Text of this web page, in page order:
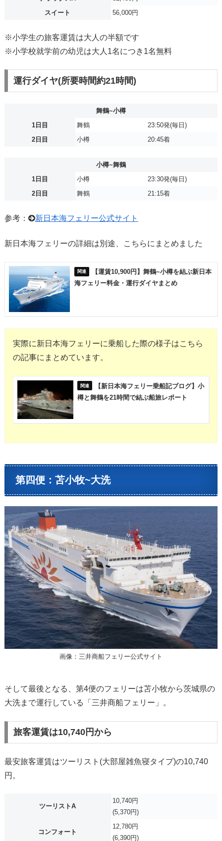
スイート
56,000円
※小学生の旅客運賃は大人の半額です
※小学校就学前の幼児は大人1名につき1名無料
運行ダイヤ(所要時間約21時間)
舞鶴~小樽
1日目
舞鶴
23:50発(毎日)
2日目
小樽 20:45着
小樽~舞鶴
1日目
小樽
23:30発(毎日)
2日目
舞鶴 21:15着
参考： 新日本海フェリー公式サイト
新日本海フェリーの詳細は別途、こちらにまとめました
【運賃10,900円】舞鶴~小樽を結ぶ新日本
海フェリー料金・運行ダイヤまとめ
実際に新日本海フェリーに乗船した際の様子はこちら
の記事にまとめています。
【新日本海フェリー乗船記ブログ】小
樽と舞鶴を21時間で結ぶ船旅レポート
第四便：苫小牧~大洗
画像：三井商船フェリー公式サイト
そして最後となる、第4便のフェリーは苫小牧から茨城県の
大洗まで運行している「三井商船フェリー」。
旅客運賃は10,740円から
最安旅客運賃はツーリスト(大部屋雑魚寝タイプ)の10,740
円。
ツーリストA
10,740円
(5,370円)
コンフォート
12,780円
(6,390円)